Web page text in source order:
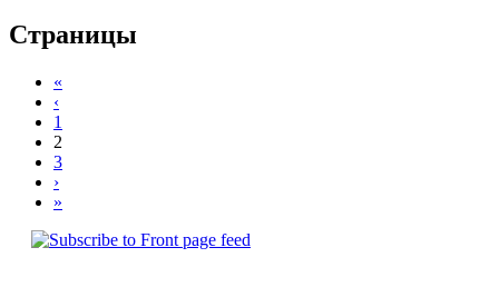
Страницы
«
‹
1
2
3
›
»